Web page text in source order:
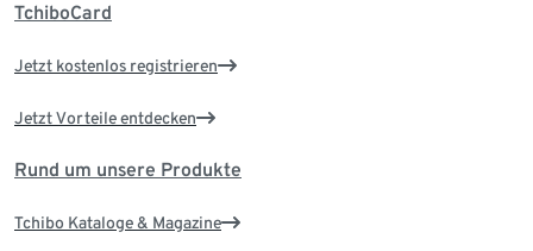
TchiboCard
Jetzt kostenlos registrieren
Jetzt Vorteile entdecken
Rund um unsere Produkte
Tchibo Kataloge & Magazine